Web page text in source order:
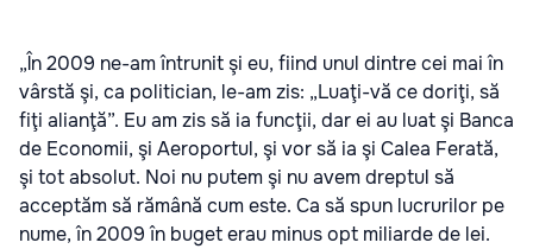
„În 2009 ne-am întrunit şi eu, fiind unul dintre cei mai în
vârstă şi, ca politician, le-am zis: „Luaţi-vă ce doriţi, să
fiţi alianţă”. Eu am zis să ia funcţii, dar ei au luat şi Banca
de Economii, şi Aeroportul, şi vor să ia şi Calea Ferată,
şi tot absolut. Noi nu putem şi nu avem dreptul să
acceptăm să rămână cum este. Ca să spun lucrurilor pe
nume, în 2009 în buget erau minus opt miliarde de lei.